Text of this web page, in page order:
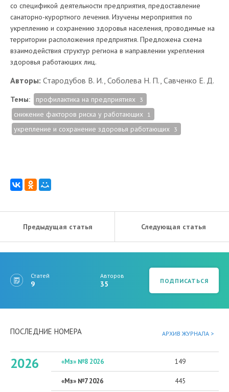
со спецификой деятельности предприятия, предоставление
санаторно-курортного лечения. Изучены мероприятия по
укреплению и сохранению здоровья населения, проводимые на
территории расположения предприятия. Предложена схема
взаимодействия структур региона в направлении укрепления
здоровья работающих лиц.
Авторы: Стародубов В. И., Соболева Н. П., Савченко Е. Д.
Темы: профилактика на предприятиях 3
снижение факторов риска у работающих 1
укрепление и сохранение здоровья работающих 3
Предыдущая статья Следующая статья
Статей
9
Авторов
35 ПОДПИСАТЬСЯ
ПОСЛЕДНИЕ НОМЕРА АРХИВ ЖУРНАЛА >
2026 «Мз» №8 2026 149
«Мз» №7 2026 445